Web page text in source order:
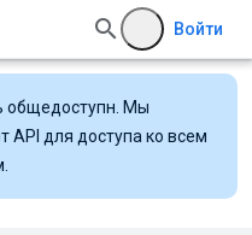
Войти
общедоступн. Мы
API для доступа ко всем